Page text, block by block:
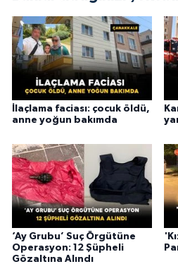
İlaçlama faciası: çocuk öldü,
anne yoğun bakımda
‘Ay Grubu’ Suç Örgütüne
Operasyon: 12 Şüpheli
Gözaltına Alındı